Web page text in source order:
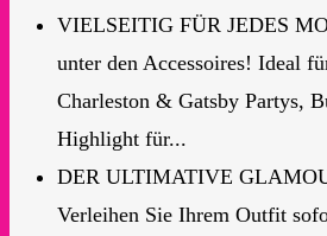
VIELSEITIG FÜR JEDES
unter den Accessoires! Ideal
Charleston & Gatsby Partys,
Highlight für...
DER ULTIMATIVE
Verleihen Sie Ihrem Outfit